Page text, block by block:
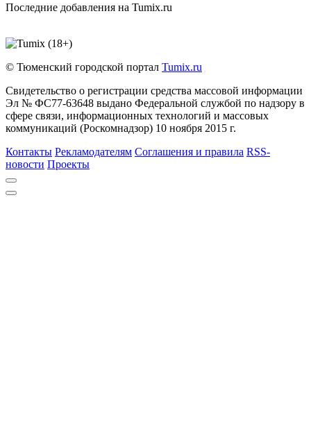
Последние добавления на Tumix.ru
© Тюменский городской портал Tumix.ru
Свидетельство о регистрации средства массовой информации
Эл № ФС77-63648 выдано Федеральной службой по надзору в
сфере связи, информационных технологий и массовых
коммуникаций (Роскомнадзор) 10 ноября 2015 г.
Контакты Рекламодателям Соглашения и правила RSS-
новости Проекты